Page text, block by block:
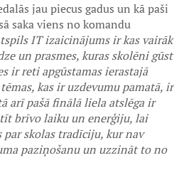
jau piecus gadus un kā paši
saka viens no komandu
IT izaicinājums ir kas vairāk
un prasmes, kuras skolēni gūst
ir reti apgūstamas ierastajā
kas ir uzdevumu pamatā, ir
arī pašā finālā liela atslēga ir
brīvo laiku un enerģiju, lai
skolas tradīciju, kur nav
paziņošanu un uzzināt to no